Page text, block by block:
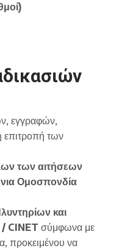
εγγραφών,
επιτροπή των
των αιτήσεων
Ομοσπονδία
και
CINET σύμφωνα με
προκειμένου να